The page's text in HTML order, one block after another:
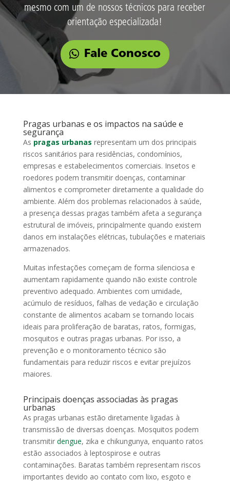
mesmo com um de nossos técnicos para receber
orientação especializada!
Fale Conosco
Pragas urbanas e os impactos na saúde e
segurança
As pragas urbanas representam um dos principais
riscos sanitários para residências, condomínios,
empresas e estabelecimentos comerciais. Insetos e
roedores podem transmitir doenças, contaminar
alimentos e comprometer diretamente a qualidade do
ambiente. Além dos problemas relacionados à saúde,
a presença dessas pragas também afeta a segurança
estrutural de imóveis, principalmente quando existem
danos em instalações elétricas, tubulações e materiais
armazenados.
Muitas infestações começam de forma silenciosa e
aumentam rapidamente quando não existe controle
preventivo adequado. Ambientes com umidade,
acúmulo de resíduos, falhas de vedação e circulação
constante de alimentos acabam se tornando locais
ideais para proliferação de baratas, ratos, formigas,
mosquitos e outras pragas urbanas. Por isso, a
prevenção e o monitoramento técnico são
fundamentais para reduzir riscos e evitar prejuízos
maiores.
Principais doenças associadas às pragas
urbanas
As pragas urbanas estão diretamente ligadas à
transmissão de diversas doenças. Mosquitos podem
transmitir dengue, zika e chikungunya, enquanto ratos
estão associados à leptospirose e outras
contaminações. Baratas também representam riscos
importantes devido ao contato com lixo, esgoto e